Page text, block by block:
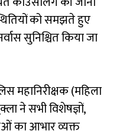
को समझते हुए
सुनिश्चित किया जा
महानिरीक्षक (महिला
ने सभी विशेषज्ञों,
का आभार व्यक्त